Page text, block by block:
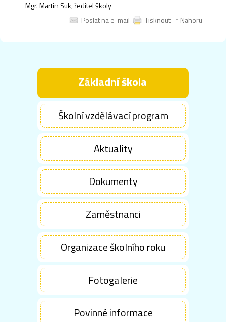
Mgr. Martin Suk, ředitel školy
Poslat na e-mail
Tisknout ↑ Nahoru
Základní škola
Školní vzdělávací program
Aktuality
Dokumenty
Zaměstnanci
Organizace školního roku
Fotogalerie
Povinné informace